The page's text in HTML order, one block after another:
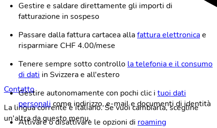
Contatto
La lingua corrente è italiano. Se vuoi cambiarla, scegline
un'altra da questo menu.
Gestire e saldare direttamente gli importi di
fatturazione in sospeso
Passare dalla fattura cartacea allafattura elettronicae
risparmiare CHF 4.00/mese
Tenere sempre sotto controllo la telefonia e il consumo
di dati in Svizzera e all'estero
Gestire autonomamente con pochi clic i tuoi dati
personalicome indirizzo, e-mail e documenti di identità
Attivare o disattivare le opzioni di roaming